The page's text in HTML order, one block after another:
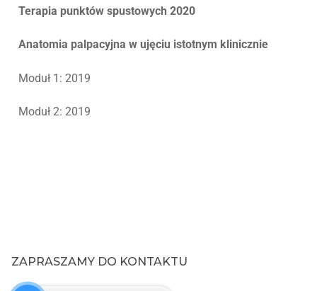
Terapia punktów spustowych 2020
Anatomia palpacyjna w ujęciu istotnym klinicznie
Moduł 1: 2019
Moduł 2: 2019
ZAPRASZAMY DO KONTAKTU